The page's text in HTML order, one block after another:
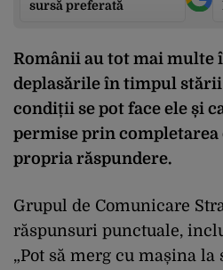
sursă preferată
Românii au tot mai
deplasările în timpul stării
condiții se pot face ele și
permise prin completarea
propria răspundere.
Grupul de Comunicare
răspunsuri punctuale,
„Pot să merg cu mașina la